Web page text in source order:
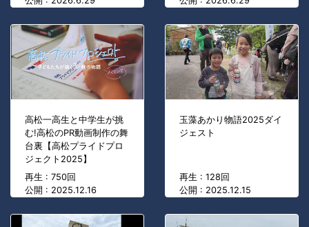
高松一高生と中学生が挑
む!高松のPR動画制作の舞
台裏【高松プライドプロ
ジェクト2025】
再生 : 750回
公開 : 2025.12.16
玉藻あかり物語2025ダイ
ジェスト
再生 : 128回
公開 : 2025.12.15